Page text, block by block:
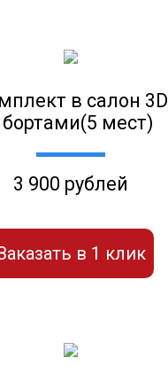
в салон 3D
бортами(5 мест)
3 900 рублей
в 1 клик